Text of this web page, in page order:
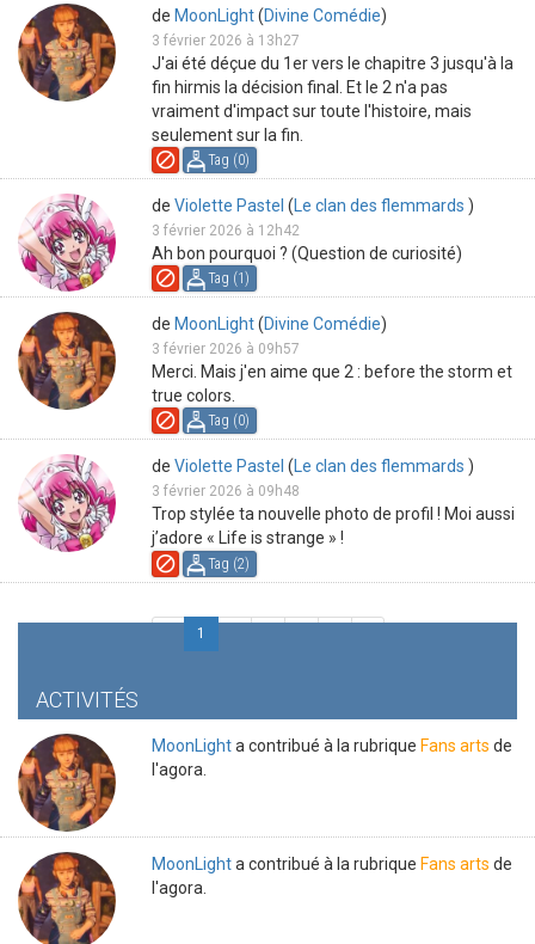
de MoonLight(Divine Comédie)
3 février 2026 à 13h27
J'ai été déçue du 1er vers le chapitre 3 jusqu'à la
fin hirmis la décision final. Et le 2 n'a pas
vraiment d'impact sur toute l'histoire, mais
seulement sur la fin.
Tag (0)
de Violette Pastel ( Le clan des flemmards )
3 février 2026 à 12h42
Ah bon pourquoi ? (Question de curiosité)
Tag (1 )
de MoonLight(Divine Comédie)
3 février 2026 à 09h57
Merci. Mais j'en aime que 2 : before the storm et
true colors.
Tag (0)
de Violette Pastel (Le clan des flemmards )
3 février 2026 à 09h48
Trop stylée ta nouvelle photo de profil ! Moi aussi
j’adore « Life is strange » !
Tag (2)
1
ACTIVITÉS
MoonLighta contribué à la rubrique Fans arts de
l'agora.
MoonLighta contribué à la rubrique Fans arts de
l'agora.